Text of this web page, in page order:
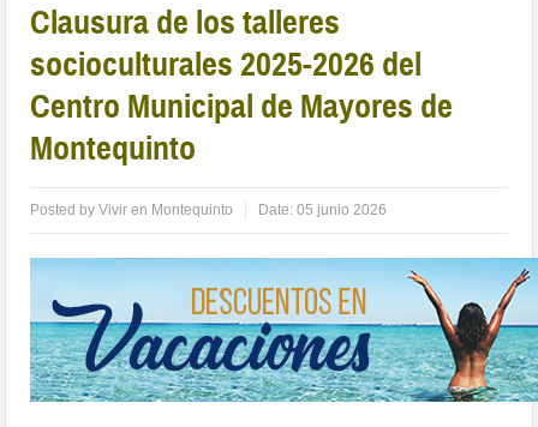
Clausura de los talleres
socioculturales 2025-2026 del
Centro Municipal de Mayores de
Montequinto
Posted byVivir en Montequinto Date:05 junio 2026